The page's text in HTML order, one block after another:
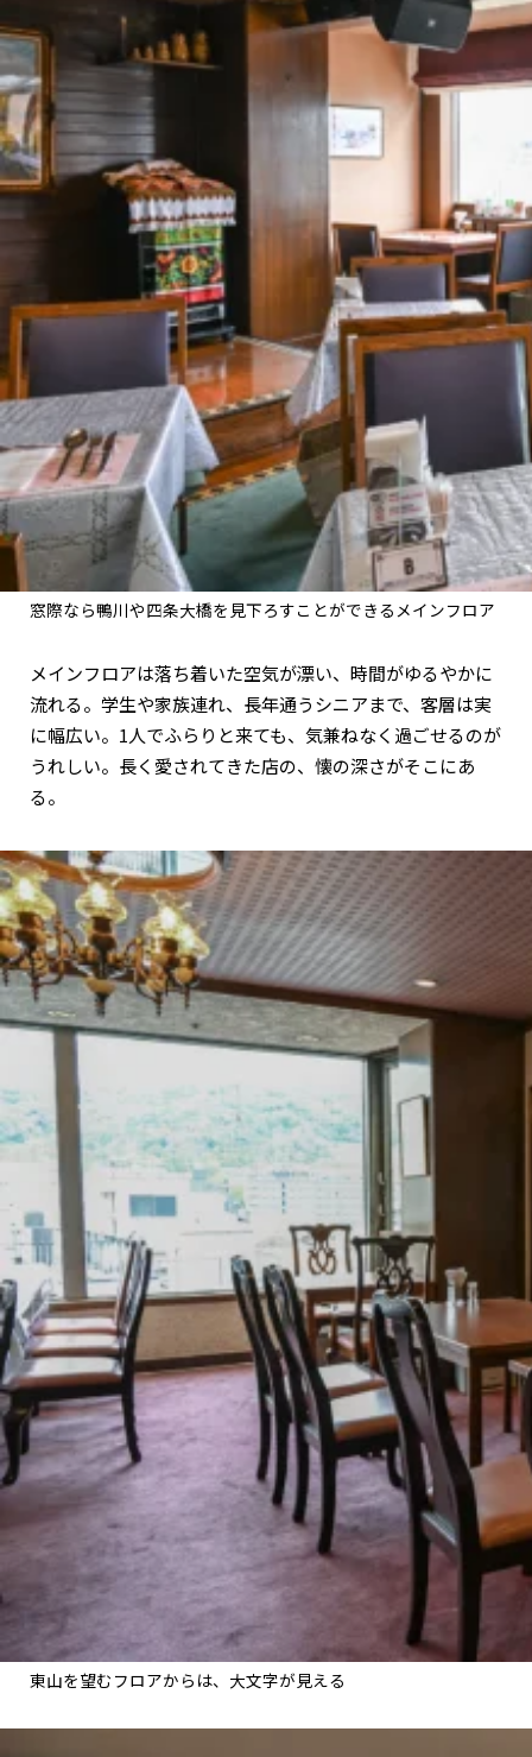
窓際なら鴨川や四条大橋を見下ろすことができるメインフロア
メインフロアは落ち着いた空気が漂い、時間がゆるやかに
流れる。学生や家族連れ、長年通うシニアまで、客層は実
に幅広い。1人でふらりと来ても、気兼ねなく過ごせるのが
うれしい。長く愛されてきた店の、懐の深さがそこにあ
る。
東山を望むフロアからは、大文字が見える